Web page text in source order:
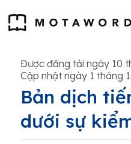
Được đăng tải ngày 10
Cập nhật ngày 1 tháng
Bản dịch
dưới sự